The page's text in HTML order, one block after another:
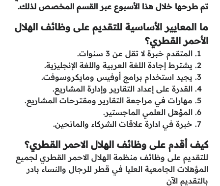
تم طرحها خلال هذا الأسبوع عبر القسم المخصص لذلك.
ما المعايير الأساسية للتقديم على وظائف الهلال
الأحمر القطري؟
المتقدم خبرة لا تقل عن 3 سنوات.
يشترط إجادة اللغة العربية واللغة الإنجليزية.
يجيد استخدام برامج أوفيس ومايكروسوفت.
القدرة على إعداد التقارير وإدارة المشاريع.
مهارات في مراجعة التقارير ومقترحات المشاريع.
المؤهل العلمي الماجستير.
خبرة في ادارة علاقات الشركاء والمانحين.
كيف أقدم على وظائف الهلال الاحمر القطري؟
للتقديم على وظائف منظمة الهلال الاحمر القطري لجميع
المؤهلات الجامعية العليا في قطر للرجال والنساء بادر
بالتقديم الآن